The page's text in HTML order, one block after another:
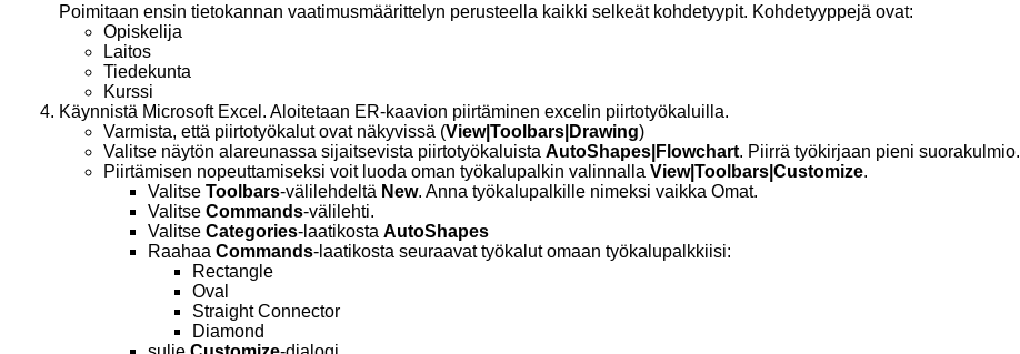
Poimitaan ensin tietokannan vaatimusmäärittelyn perusteella kaikki selkeät kohdetyypit. Kohdetyyppejä ovat:
Opiskelija
Laitos
Tiedekunta
Kurssi
Käynnistä Microsoft Excel. Aloitetaan ER-kaavion piirtäminen excelin piirtotyökaluilla.
Varmista, että piirtotyökalut ovat näkyvissä (View|Toolbars|Drawing)
Valitse näytön alareunassa sijaitsevista piirtotyökaluistaAutoShapes|Flowchart. Piirrä työkirjaan pieni suorakulmio.
Piirtämisen nopeuttamiseksi voit luoda oman työkalupalkin valinnallaView|Toolbars|Customize.
ValitseToolbars-välilehdeltä New. Anna työkalupalkille nimeksi vaikka Omat.
ValitseCommands-välilehti.
ValitseCategories-laatikostaAutoShapes
RaahaaCommands-laatikosta seuraavat työkalut omaan työkalupalkkiisi:
Rectangle
Oval
Straight Connector
Diamond